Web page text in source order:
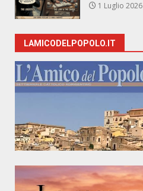
1 Luglio 2026
LAMICODELPOPOLO.IT